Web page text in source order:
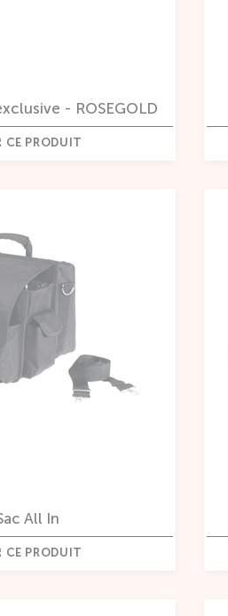
- ROSEGOLD
CE PRODUIT
All In
CE PRODUIT